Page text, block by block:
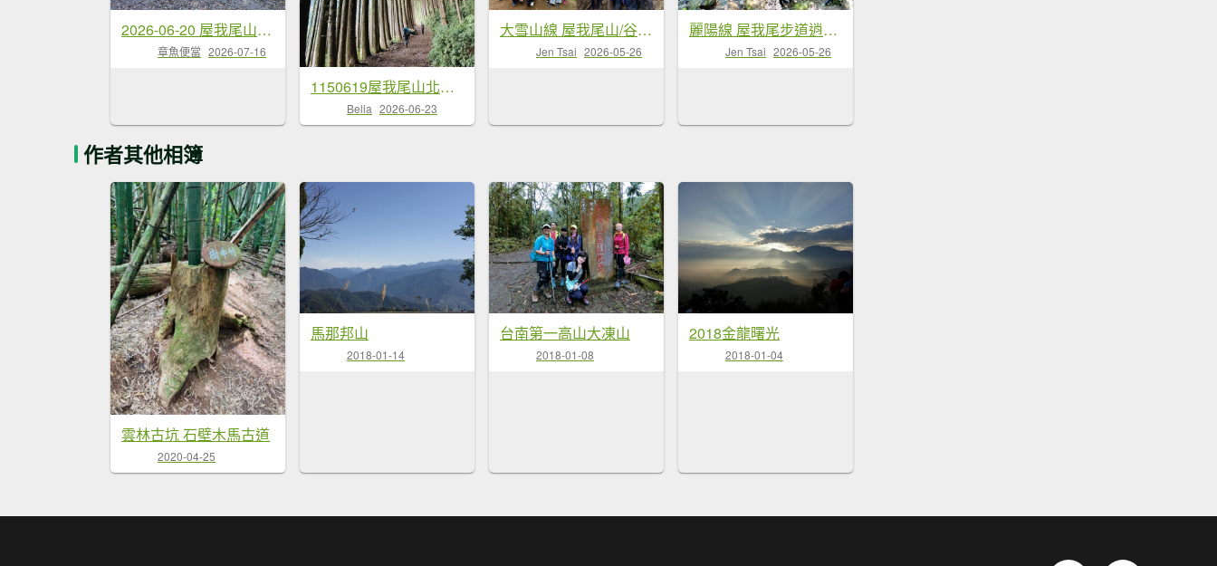
2026-06-20 屋我尾山+屋我尾林道
章魚便當 2026-07-16
1150619屋我尾山北峰-主峰-屋我尾林道O繞
Bella 2026-06-23
大雪山線 屋我尾山/谷關七雄#3 慢慢遊
Jen Tsai 2026-05-26
麗陽線 屋我尾步道逍遙遊
Jen Tsai 2026-05-26
作者其他相簿
雲林古坑 石壁木馬古道
2020-04-25
馬那邦山
2018-01-14
台南第一高山大凍山
2018-01-08
2018金龍曙光
2018-01-04